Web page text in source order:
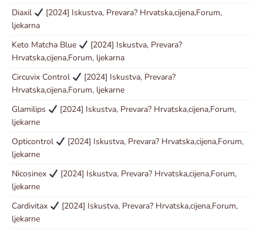
Diaxil
[2024] Iskustva, Prevara? Hrvatska,cijena,Forum,
ljekarna
Keto Matcha Blue
[2024] Iskustva, Prevara?
Hrvatska,cijena,Forum, ljekarna
Circuvix Control
[2024] Iskustva, Prevara?
Hrvatska,cijena,Forum, ljekarne
Glamilips
[2024] Iskustva, Prevara? Hrvatska,cijena,Forum,
ljekarne
Opticontrol
[2024] Iskustva, Prevara? Hrvatska,cijena,Forum,
ljekarne
Nicosinex
[2024] Iskustva, Prevara? Hrvatska,cijena,Forum,
ljekarne
Cardivitax
[2024] Iskustva, Prevara? Hrvatska,cijena,Forum,
ljekarne